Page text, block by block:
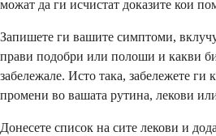
можат да ги исчистат доказите кои
Запишете ги вашите симптоми,
прави подобри или полоши и какви
забележале. Исто така, забележете
промени во вашата рутина, лекови
Донесете список на сите лекови и